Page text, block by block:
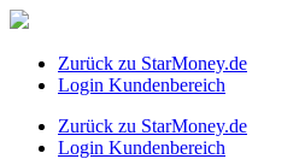
Zurück zu StarMoney.de
Login Kundenbereich
Zurück zu StarMoney.de
Login Kundenbereich